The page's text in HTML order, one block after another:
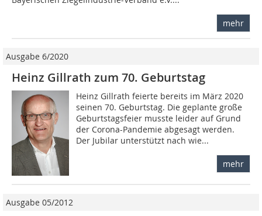
mehr
Ausgabe 6/2020
Heinz Gillrath zum 70. Geburtstag
Heinz Gillrath feierte bereits im März 2020
seinen 70. Geburtstag. Die geplante große
Geburtstagsfeier musste leider auf Grund
der Corona-Pandemie abgesagt werden.
Der Jubilar unterstützt nach wie...
mehr
Ausgabe 05/2012